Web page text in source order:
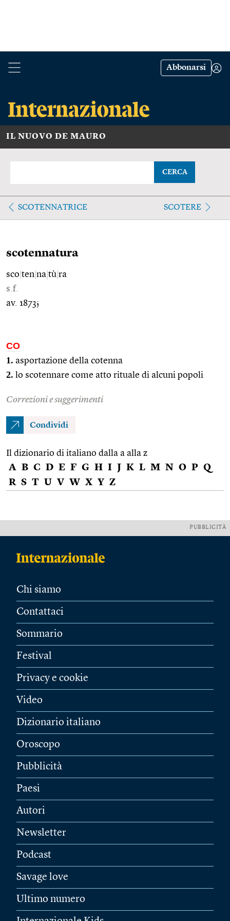
Abbonarsi
IL NUOVO DE MAURO
CERCA
SCOTENNATRICE SCOTERE
scotennatura
sco ten na tù ra
s.f.
av. 1873;
CO
1. asportazione della cotenna
2. lo scotennare come atto rituale di alcuni popoli
Correzioni e suggerimenti
Condividi
Il dizionario di italiano dalla a alla z
A B C D E F G H I J K L M N O P Q
R S T U V W X Y Z
PUBBLICITÀ
Chi siamo
Contattaci
Sommario
Festival
Privacy e cookie
Video
Dizionario italiano
Oroscopo
Pubblicità
Paesi
Autori
Newsletter
Podcast
Savage love
Ultimo numero